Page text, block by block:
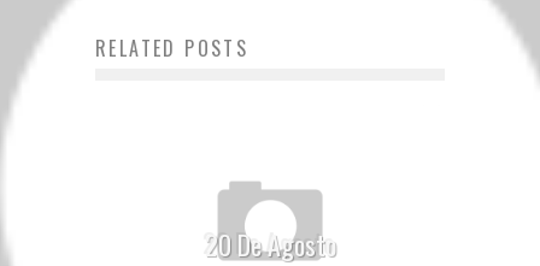
RELATED POSTS
20 De Agosto